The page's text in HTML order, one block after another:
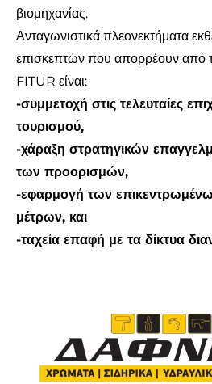
βιομηχανίας.
Ανταγωνιστικά πλεονεκτήματα
επισκεπτών που απορρέουν από
FITUR είναι:
-συμμετοχή στις τελευταίες
τουρισμού,
-χάραξη στρατηγικών
των προορισμών,
-εφαρμογή των
μέτρων, και
-ταχεία επαφή με τα δίκτυα